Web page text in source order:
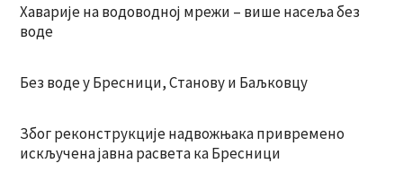
Хаварије на водоводној мрежи – више насеља без
воде
Без воде у Бресници, Станову и Баљковцу
Због реконструкције надвожњака привремено
искључена јавна расвета ка Бресници